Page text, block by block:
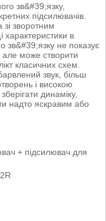
зв&#39;язку,
підсилювачів.
зі зворотним
в
зв&#39;язку не показує
але може створити
класичних схем.
звук, більш
і високою
динаміку,
надто яскравим або
+ підсилювач для